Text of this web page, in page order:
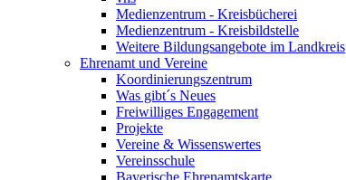
Medienzentrum - Kreisbücherei
Medienzentrum - Kreisbildstelle
Weitere Bildungsangebote im Landkreis
Ehrenamt und Vereine
Koordinierungszentrum
Was gibt´s Neues
Freiwilliges Engagement
Projekte
Vereine & Wissenswertes
Vereinsschule
Bayerische Ehrenamtskarte